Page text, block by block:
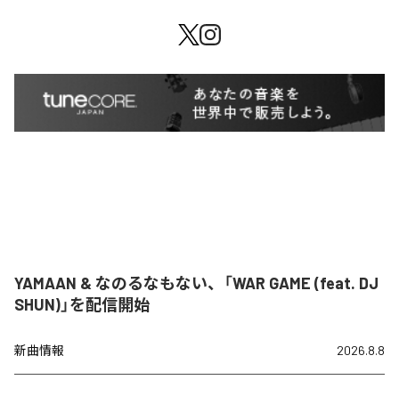
YAMAAN & なのるなもない、「WAR GAME (feat. DJ
SHUN)」を配信開始
新曲情報 2026.8.8